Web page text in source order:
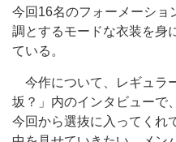
今回16名のフォーメーショ
調とするモードな衣装を身
ている。
今作について、レギュラ
坂？」内のインタビューで
今回から選抜に入ってくれ